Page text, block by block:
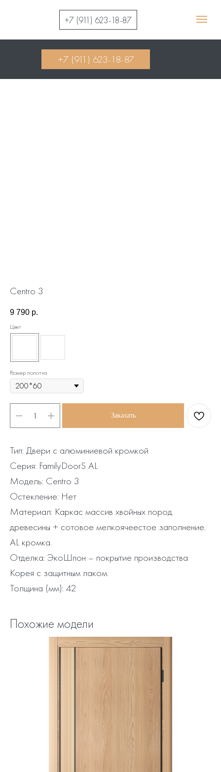
+7 (911) 623-18-87
+7 (911) 623-18-87
Centro 3
9 790 р.
Цвет
Размер полотна
Заказать
Тип: Двери с алюминиевой кромкой
Серия: FamilyDoorS AL
Модель: Centro 3
Остекление: Нет
Материал: Каркас массив хвойных пород
древесины + сотовое мелкоячеестое заполнение.
AL кромка.
Отделка: ЭкоШпон – покрытие производства
Корея с защитным лаком.
Толщина (мм): 42
Похожие модели